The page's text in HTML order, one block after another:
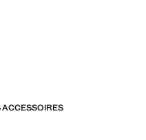
ACCESSOIRES